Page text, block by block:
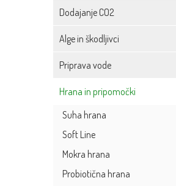
Dodajanje CO2
Alge in škodljivci
Priprava vode
Hrana in pripomočki
Suha hrana
Soft Line
Mokra hrana
Probiotična hrana